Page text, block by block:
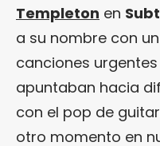
Templeton en
a su nombre con
canciones
apuntaban hacia
con el pop de
otro momento en